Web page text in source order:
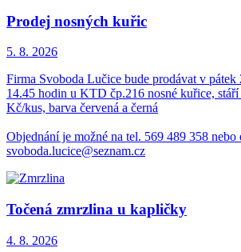
Prodej nosných kuřic
5. 8. 2026
Firma Svoboda Lučice bude prodávat v pátek
14.45 hodin u KTD čp.216 nosné kuřice,
Kč/kus, barva červená a černá
Objednání je možné na tel. 569 489 358 nebo
svoboda.lucice@seznam.cz
Točená zmrzlina u kapličky
4. 8. 2026